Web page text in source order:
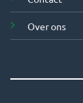
Over ons